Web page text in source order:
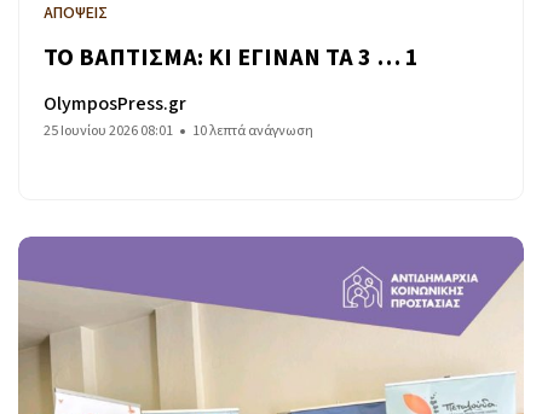
ΑΠΟΨΕΙΣ
ΤΟ ΒΑΠΤΙΣΜΑ: ΚΙ ΕΓΙΝΑΝ ΤΑ 3 … 1
OlymposPress.gr
25 Ιουνίου 2026 08:01 10 λεπτά ανάγνωση